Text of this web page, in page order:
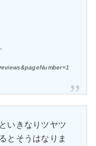
いきなりツヤツ
とそうはなりま